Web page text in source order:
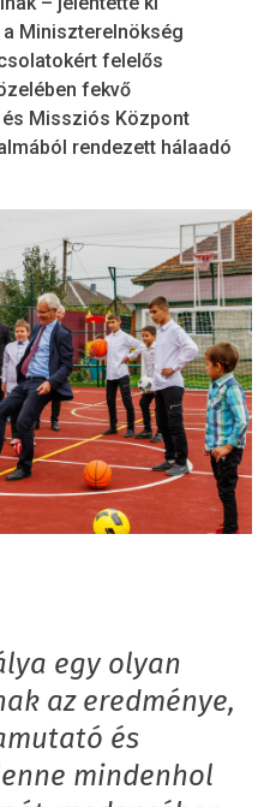
Miniszterelnökség
felelős
fekvő
Missziós Központ
rendezett hálaadó
egy olyan
az eredménye,
és
mindenhol